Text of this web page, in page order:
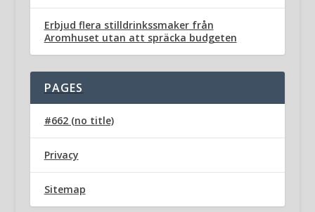
Erbjud flera stilldrinkssmaker från
Aromhuset utan att spräcka budgeten
PAGES
#662 (no title)
Privacy
Sitemap